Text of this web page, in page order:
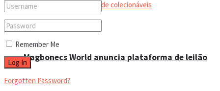
Magbonecs World anuncia plataforma de leilão
Remember Me
Forgotten Password?